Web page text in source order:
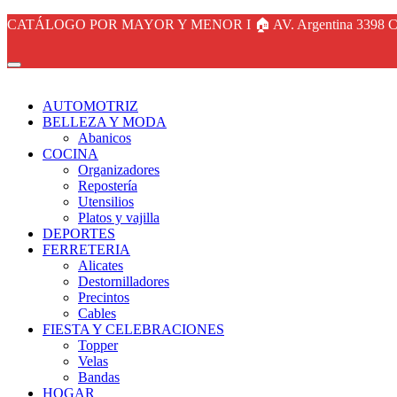
CATÁLOGO POR MAYOR Y MENOR I 🏠 AV. Argentina 3398
AUTOMOTRIZ
BELLEZA Y MODA
Abanicos
COCINA
Organizadores
Repostería
Utensilios
Platos y vajilla
DEPORTES
FERRETERIA
Alicates
Destornilladores
Precintos
Cables
FIESTA Y CELEBRACIONES
Topper
Velas
Bandas
HOGAR